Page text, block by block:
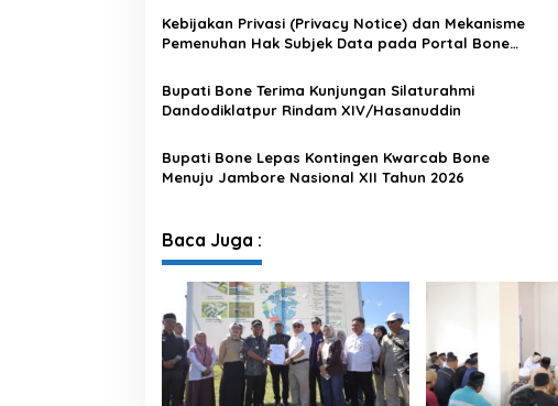
Kebijakan Privasi (Privacy Notice) dan Mekanisme
Pemenuhan Hak Subjek Data pada Portal Bone
Bupati Bone Terima Kunjungan Silaturahmi
Dandodiklatpur Rindam XIV/Hasanuddin
Bupati Bone Lepas Kontingen Kwarcab Bone
Menuju Jambore Nasional XII Tahun 2026
Baca Juga :